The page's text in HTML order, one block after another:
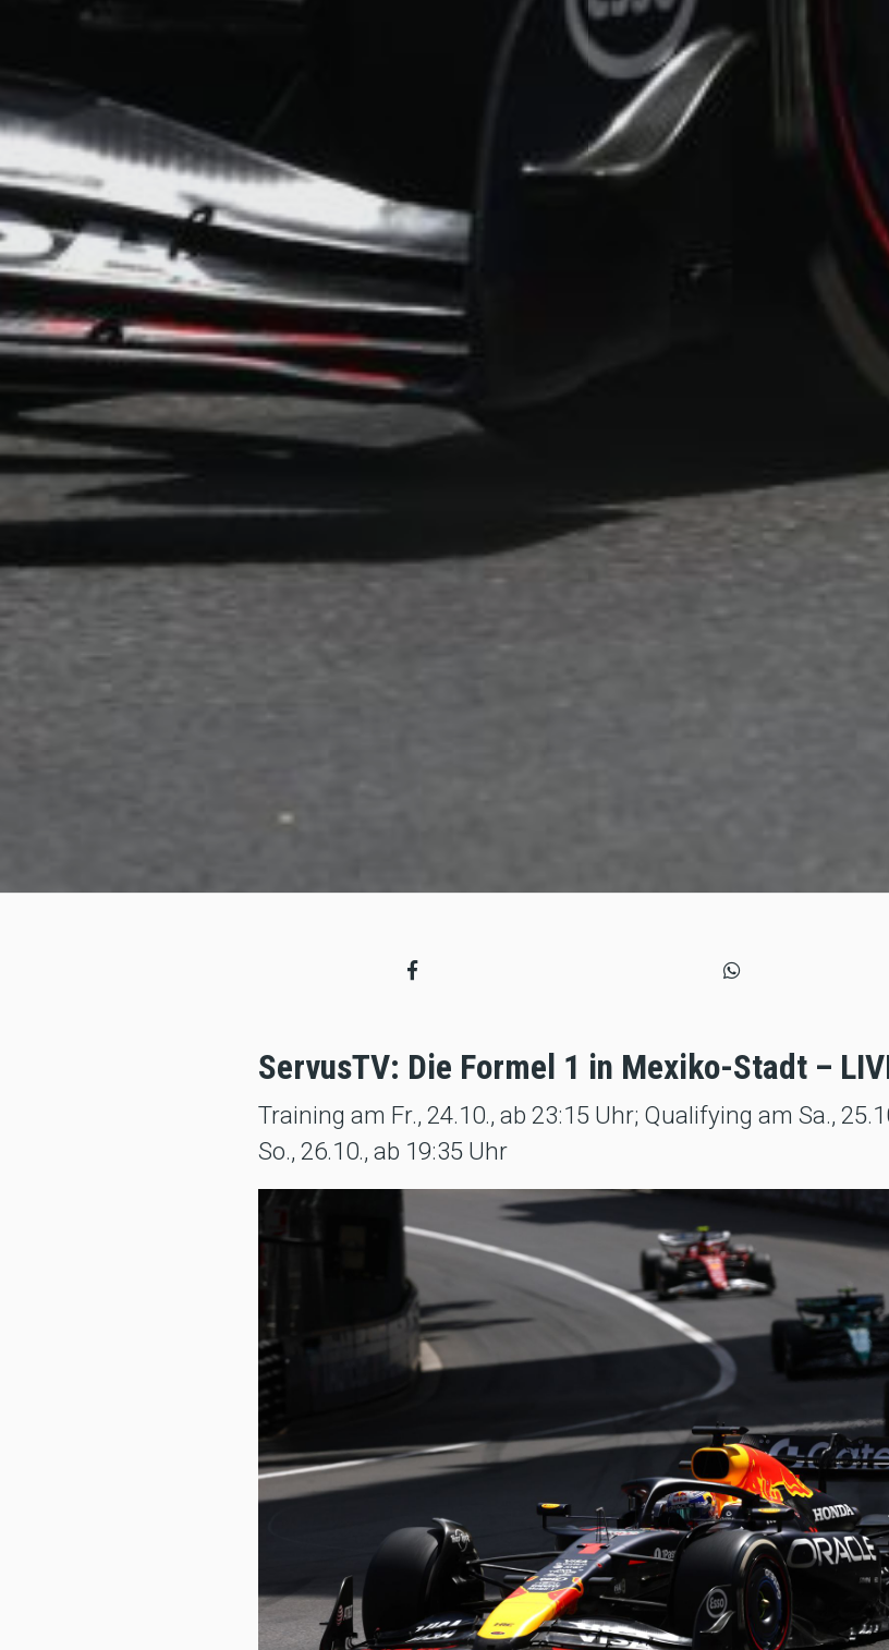
ServusTV: Die Formel 1 in Mexiko-Stadt –
Training am Fr., 24.10., ab 23:15 Uhr; Qualifying am Sa.,
So., 26.10., ab 19:35 Uhr